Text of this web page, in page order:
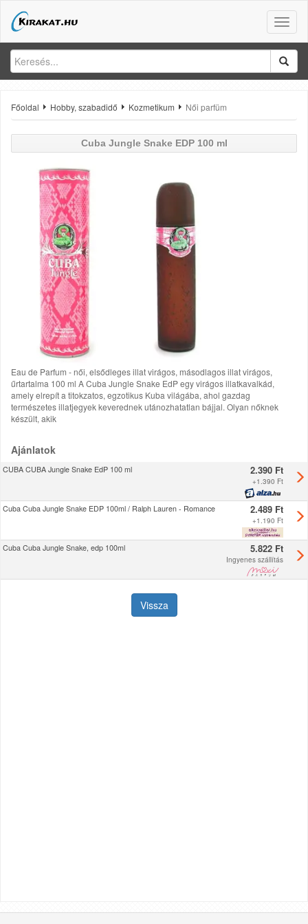
Toggle
Főoldal Hobby, szabadidő Kozmetikum Női parfüm
Cuba Jungle Snake EDP 100 ml
Eau de Parfum - női, elsődleges illat virágos, másodlagos illat virágos,
űrtartalma 100 ml A Cuba Jungle Snake EdP egy virágos illatkavalkád,
amely elrepít a titokzatos, egzotikus Kuba világába, ahol gazdag
természetes illatjegyek keverednek utánozhatatlan bájjal. Olyan nőknek
készült, akik
Ajánlatok
CUBA CUBA Jungle Snake EdP 100 ml 2.390 Ft
+1.390 Ft
Cuba Cuba Jungle Snake EDP 100ml / Ralph Lauren - Romance 2.489 Ft
+1.190 Ft
Cuba Cuba Jungle Snake, edp 100ml 5.822 Ft
Ingyenes szállítás
Vissza